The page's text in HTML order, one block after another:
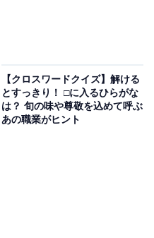
【クロスワードクイズ】解ける
とすっきり！ □に入るひらがな
は？ 旬の味や尊敬を込めて呼ぶ
あの職業がヒント